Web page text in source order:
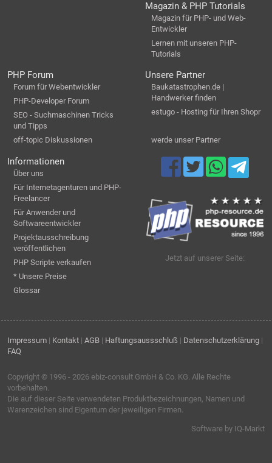
Magazin & PHP Tutorials
Magazin für PHP- und Web-
Entwickler
Lernen mit unseren PHP-
Tutorials
PHP Forum
Forum für Webentwickler
PHP-Developer Forum
SEO - Suchmaschinen Tricks
und Tipps
off-topic Diskussionen
Unsere Partner
Baukatastrophen.de |
Handwerker finden
estugo - Hosting für Ihren Shopr
werde unser Partner
Informationen
Über uns
Für Internetagenturen und PHP-
Freelancer
Für Anwender und
Softwareentwickler
Projektausschreibung
veröffentlichen
PHP Scripte verkaufen
* Unsere Preise
Glossar
Jetzt auf unserer Seite:
Impressum | Kontakt | AGB | Haftungsaussschluß | Datenschutzerklärung |
FAQ
Copyright © 1996 - 2026 ebiz-consult GmbH & Co. KG. Alle Rechte
vorbehalten.
Die auf dieser Seite verwendeten Produktbezeichnungen, Namen und
Warenzeichen sind Eigentum der jeweiligen Firmen.
Software by IQ-Markt